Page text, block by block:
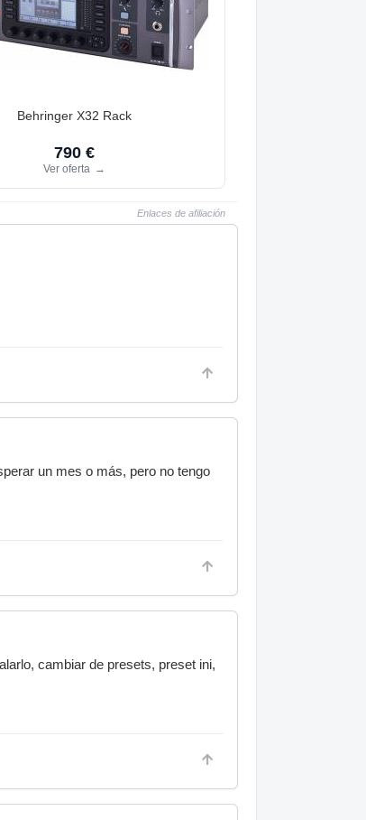
Behringer X32 Rack
790 €
Ver oferta →
Enlaces de afiliación
un mes o más, pero no tengo
cambiar de presets, preset ini,